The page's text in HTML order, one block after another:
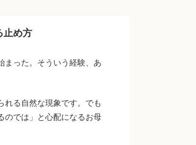
止め方
まった。そういう経験、あ
れる自然な現象です。でも
のでは」と心配になるお母